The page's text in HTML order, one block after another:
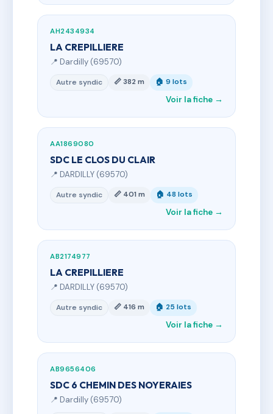
AH2434934
LA CREPILLIERE
📍 Dardilly (69570)
Autre syndic 📏 382 m 🏠 9 lots
Voir la fiche →
AA1869080
SDC LE CLOS DU CLAIR
📍 DARDILLY (69570)
Autre syndic 📏 401 m 🏠 48 lots
Voir la fiche →
AB2174977
LA CREPILLIERE
📍 DARDILLY (69570)
Autre syndic 📏 416 m 🏠 25 lots
Voir la fiche →
AB9656406
SDC 6 CHEMIN DES NOYERAIES
📍 Dardilly (69570)